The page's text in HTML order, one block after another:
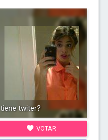
tiene twiter?
VOTAR